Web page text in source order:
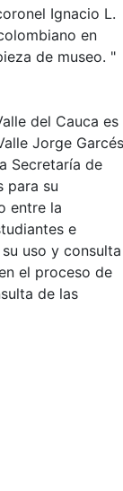
Ignacio L.
en
de museo. "
del Cauca es
Jorge Garcés
Secretaría de
para su
entre la
e
uso y consulta
el proceso de
de las